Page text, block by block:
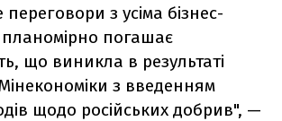
переговори з усіма бізнес-
погашає
що виникла в результаті
з введенням
щодо російських добрив", —